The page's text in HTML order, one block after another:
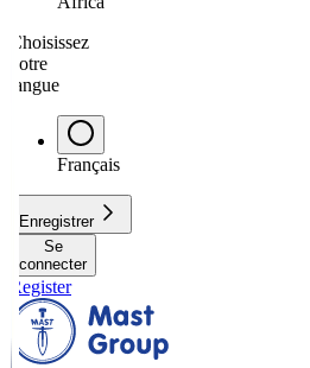
Choisissez
votre
langue
Français
Enregistrer
Se
connecter
Register